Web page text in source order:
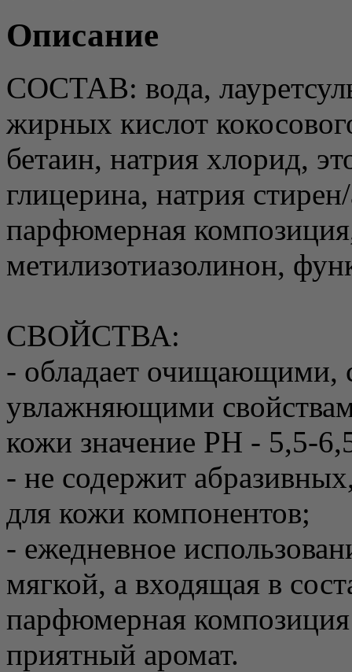
Описание
СОСТАВ: вода,
жирных кислот
бетаин, натрия хлорид,
глицерина, натрия
парфюмерная
метилизотиазолинон,
СВОЙСТВА:
- обладает
увлажняющими
кожи значение PH - 5,5-
- не содержит
для кожи компонентов;
- ежедневное
мягкой, а входящая в
парфюмерная
приятный аромат.